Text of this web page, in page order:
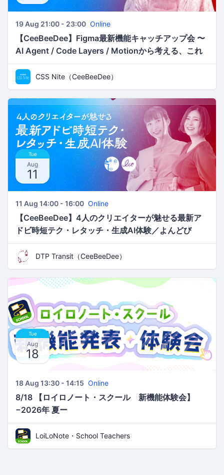
19 Aug 21:00 - 23:00 Online
【CeeBeeDee】Figma最新機能キャッチアップ会 〜
AI Agent / Code Layers / Motionから考える、これ
からのデザインワークフロー／ken
CSS Nite（CeeBeeDee）
Tue
Aug
11
11 Aug 14:00 - 16:00 Online
【CeeBeeDee】4人のクリエイターが魅せる最新ア
ドビ時短テク・レタッチ・生成AI体験／よんどび
DTP Transit（CeeBeeDee）
Tue
Aug
18
18 Aug 13:30 - 14:15 Online
8/18 【ロイロノート・スクール 新機能体験会】
−2026年 夏ー
LoiLoNote・School Teachers